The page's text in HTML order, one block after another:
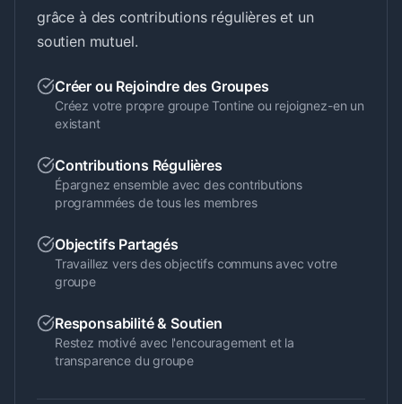
grâce à des contributions régulières et un
soutien mutuel.
Créer ou Rejoindre des Groupes
Créez votre propre groupe Tontine ou rejoignez-en un
existant
Contributions Régulières
Épargnez ensemble avec des contributions
programmées de tous les membres
Objectifs Partagés
Travaillez vers des objectifs communs avec votre
groupe
Responsabilité & Soutien
Restez motivé avec l'encouragement et la
transparence du groupe